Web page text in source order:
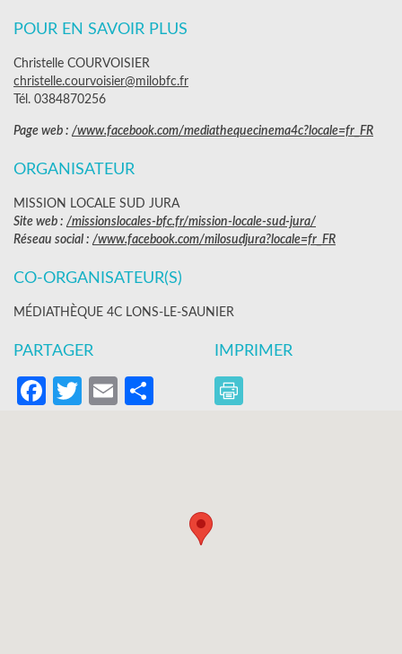
POUR EN SAVOIR PLUS
Christelle COURVOISIER
christelle.courvoisier@milobfc.fr
Tél. 0384870256
Page web : /www.facebook.com/mediathequecinema4c?locale=fr_FR
ORGANISATEUR
MISSION LOCALE SUD JURA
Site web : /missionslocales-bfc.fr/mission-locale-sud-jura/
Réseau social : /www.facebook.com/milosudjura?locale=fr_FR
CO-ORGANISATEUR(S)
MÉDIATHÈQUE 4C LONS-LE-SAUNIER
PARTAGER
Facebook
Twitter
EmailPartager
IMPRIMER